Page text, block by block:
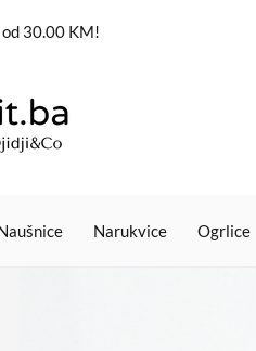
30.00 KM!
Narukvice Ogrlice